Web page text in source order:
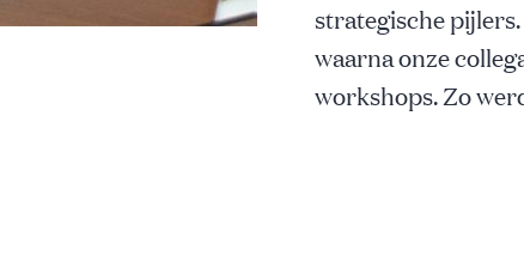
strategische
waarna onze
workshops. Zo